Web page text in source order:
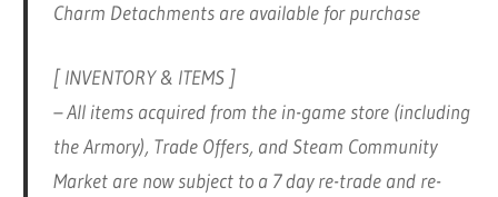
Charm Detachments are available for purchase
[ INVENTORY & ITEMS ]
– All items acquired from the in-game store (including
the Armory), Trade Offers, and Steam Community
Market are now subject to a 7 day re-trade and re-